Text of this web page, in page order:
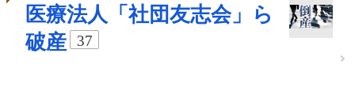
医療法人「社団友志会」ら
破産
37